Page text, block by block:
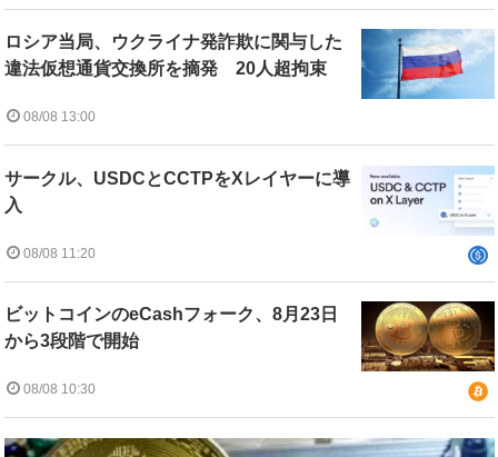
ロシア当局、ウクライナ発詐欺に関与した
違法仮想通貨交換所を摘発 20人超拘束
08/08 13:00
サークル、USDCとCCTPをXレイヤーに導
入
08/08 11:20
ビットコインのeCashフォーク、8月23日
から3段階で開始
08/08 10:30